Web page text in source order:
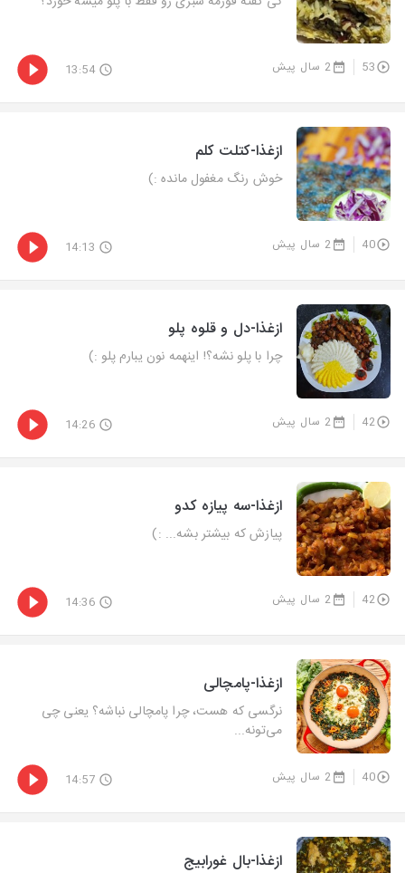
53 2 سال پیش 13:54
ازغذا-کتلت کلم
خوش رنگ مغفول مانده :)
40 2 سال پیش 14:13
ازغذا-دل و قلوه پلو
چرا با پلو نشه؟! اینهمه نون یبارم پلو :)
42 2 سال پیش 14:26
ازغذا-سه پیازه کدو
پیازش که بیشتر بشه... :)
42 2 سال پیش 14:36
ازغذا-پامچالی
نرگسی که هست، چرا پامچالی نباشه؟ یعنی چی
می‌تونه...
40 2 سال پیش 14:57
ازغذا-بال غورابیج